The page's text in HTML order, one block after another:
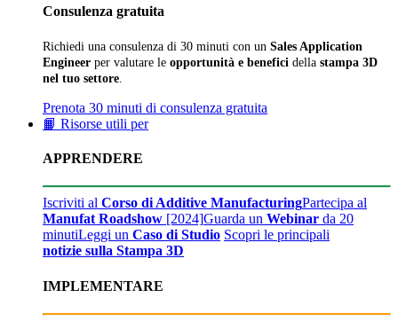
Consulenza gratuita
Richiedi una consulenza di 30 minuti con un Sales Application
Engineer per valutare le opportunità e benefici della stampa 3D
nel tuo settore
Prenota 30 minuti di consulenza gratuita
📙 Risorse utili per
APPRENDERE
Iscriviti al Corso di Additive ManufacturingPartecipa al
Manufat Roadshow [2024]Guarda un Webinar da 20
minutiLeggi un Caso di Studio Scopri le principali
notizie sulla Stampa 3D
IMPLEMENTARE